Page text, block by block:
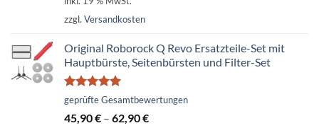
zzgl. Versandkosten
Original Roborock Q Revo Ersatzteile-Set mit
Hauptbürste, Seitenbürsten und Filter-Set
Bewertet
von 5
geprüfte Gesamtbewertungen
45,90€ – 62,90€